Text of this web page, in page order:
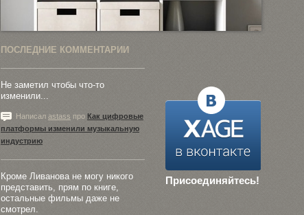
ПОСЛЕДНИЕ КОММЕНТАРИИ
Присоединяйтесь!
Не заметил чтобы что-то
изменили...
Написал astass про Как цифровые
платформы изменили музыкальную
индустрию
Кроме Ливанова не могу никого
представить, прям по книге,
остальные фильмы даже не
смотрел.